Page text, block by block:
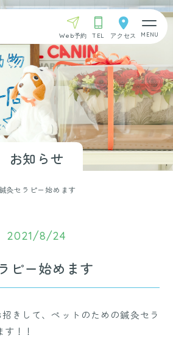
Web予約 TEL アクセス
お知らせ
灸セラピー始めます
2021/8/24
ピー始めます
きして、ペットのための鍼灸セラ
！！